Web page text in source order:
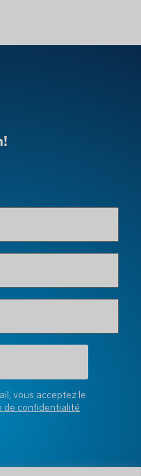
vous acceptez le
de confidentialité